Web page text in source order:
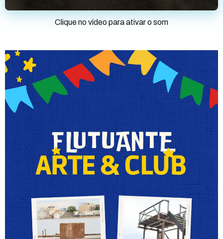
Clique no vídeo para ativar o som